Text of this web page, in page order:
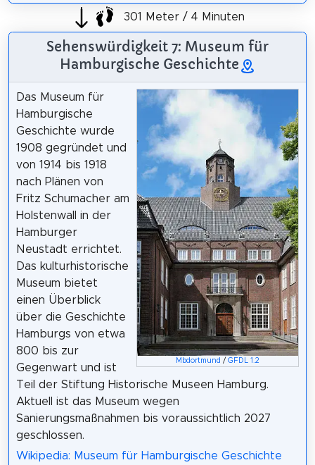
301 Meter / 4 Minuten
Sehenswürdigkeit 7: Museum für
Hamburgische Geschichte
Mbdortmund /GFDL 1.2
Das Museum für
Hamburgische
Geschichte wurde
1908 gegründet und
von 1914 bis 1918
nach Plänen von
Fritz Schumacher am
Holstenwall in der
Hamburger
Neustadt errichtet.
Das kulturhistorische
Museum bietet
einen Überblick
über die Geschichte
Hamburgs von etwa
800 bis zur
Gegenwart und ist
Teil der Stiftung Historische Museen Hamburg.
Aktuell ist das Museum wegen
Sanierungsmaßnahmen bis voraussichtlich 2027
geschlossen.
Wikipedia: Museum für Hamburgische Geschichte